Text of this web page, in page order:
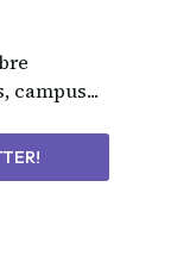
campus...